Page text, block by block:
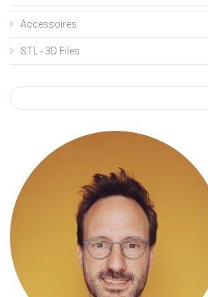
Accessoires
STL - 3D Files